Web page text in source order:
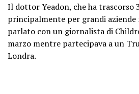
Il dottor Yeadon, che ha trascorso
principalmente per grandi aziende
parlato con un giornalista di
marzo mentre partecipava a un
Londra.